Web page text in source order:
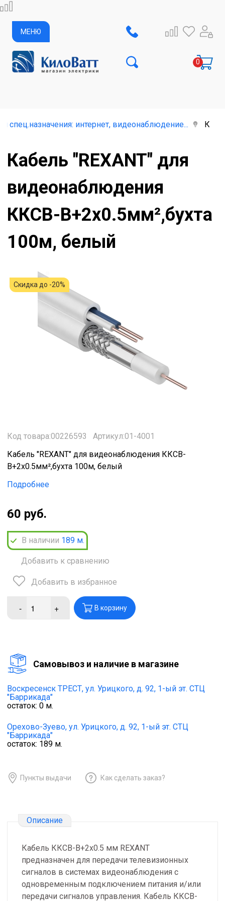
МЕНЮ
спец.назначения: интернет, видеонаблюдение...
Кабель "REXANT" для
видеонаблюдения
ККСВ-В+2х0.5мм²,бухта
100м, белый
Скидка до -20%
Код товара:00226593
Артикул:01-4001
Кабель "REXANT" для видеонаблюдения ККСВ-
В+2х0.5мм²,бухта 100м, белый
Подробнее
60 руб.
В наличии 189 м.
Добавить к сравнению
Добавить в избранное
- + В корзину
Cамовывоз и наличие в магазине
Воскресенск ТРЕСТ, ул. Урицкого, д. 92, 1-ый эт. СТЦ
"Баррикада"
остаток: 0 м.
Орехово-Зуево, ул. Урицкого, д. 92, 1-ый эт. СТЦ
"Баррикада"
остаток: 189 м.
Пункты выдачи Как сделать заказ?
Описание
Кабель ККСВ-В+2х0.5 мм REXANT
предназначен для передачи телевизионных
сигналов в системах видеонаблюдения с
одновременным подключением питания и/или
передачи сигналов управления. Кабель ККСВ-